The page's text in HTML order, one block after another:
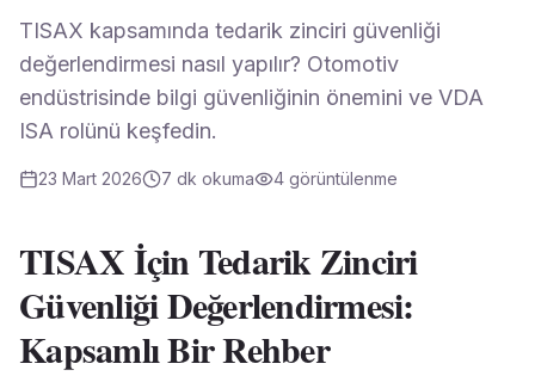
TISAX kapsamında tedarik zinciri güvenliği
değerlendirmesi nasıl yapılır? Otomotiv
endüstrisinde bilgi güvenliğinin önemini ve VDA
ISA rolünü keşfedin.
23 Mart 2026 7 dk okuma 4 görüntülenme
TISAX İçin Tedarik Zinciri
Güvenliği Değerlendirmesi:
Kapsamlı Bir Rehber